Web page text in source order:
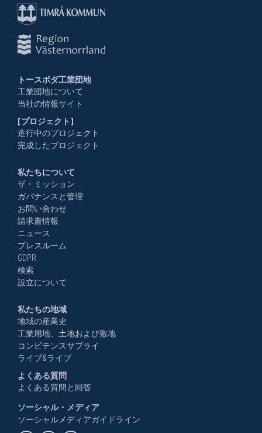
トースボダ工業団地
工業団地について
当社の情報サイト
[プロジェクト]
進行中のプロジェクト
完成したプロジェクト
私たちについて
ザ・ミッション
ガバナンスと管理
お問い合わせ
請求書情報
ニュース
プレスルーム
GDPR
検索
設立について
私たちの地域
地域の産業史
工業用地、土地および敷地
コンピテンスサプライ
ライブ&ライブ
よくある質問
よくある質問と回答
ソーシャル・メディア
ソーシャルメディアガイドライン